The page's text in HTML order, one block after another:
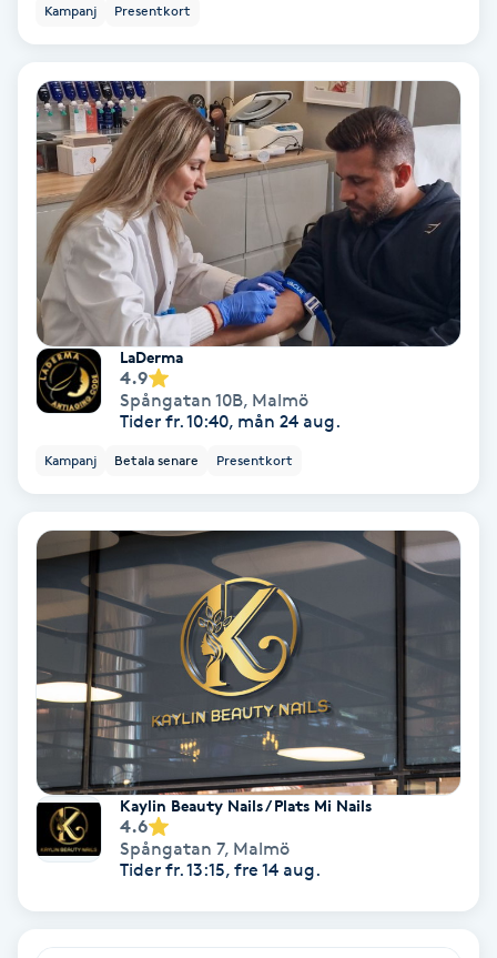
Hot Stone Massage
Hot yoga
Hudföryngring
Huduppstramning
Hudvård
Hyaluronsyra
Hyperhidros
Hårborttagning
Hårbottenbehandling
Hårförlängning
Hårvård
Hälsa
Hälsprickor
Idrottsmassage
Kampanj Presentkort
LaDerma
4.9
Spångatan 10B, Malmö
Tider fr. 10:40, mån 24 aug.
Kampanj Betala senare Presentkort
Kaylin Beauty Nails / Plats Mi Nails
4.6
Spångatan 7, Malmö
Tider fr. 13:15, fre 14 aug.